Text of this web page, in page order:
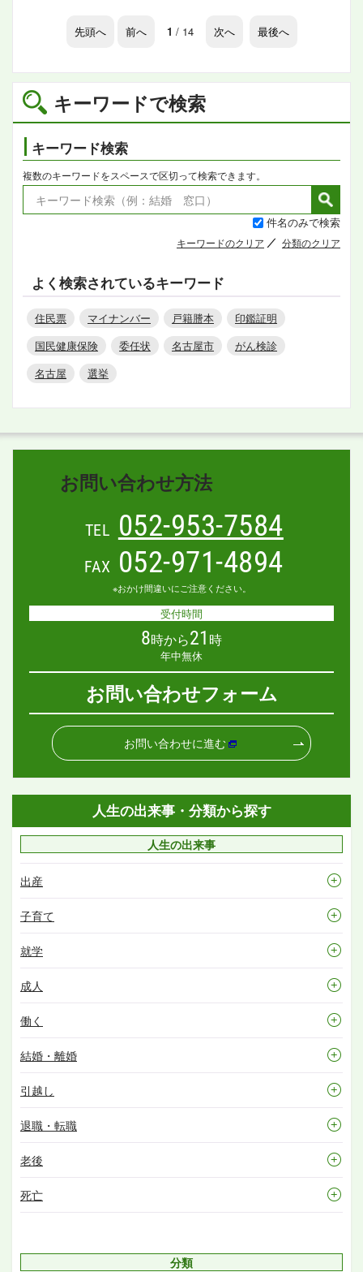
キーワードで検索
キーワード検索
複数のキーワードをスペースで区切って検索できます。
件名のみで検索
キーワードのクリア 分類のクリア
よく検索されているキーワード
住民票 マイナンバー 戸籍謄本
印鑑証明
国民健康保険
委任状 名古屋市
がん検診
名古屋
選挙
先頭へ 前へ 1 / 14 次へ 最後へ
お問い合わせ方法
TEL 052-953-7584
FAX 052-971-4894
※おかけ間違いにご注意ください。
受付時間
8時から21 時
年中無休
お問い合わせフォーム
お問い合わせに進む
人生の出来事・分類から探す
人生の出来事
出産
子育て
就学
成人
働く
結婚・離婚
引越し
退職・転職
老後
死亡
分類